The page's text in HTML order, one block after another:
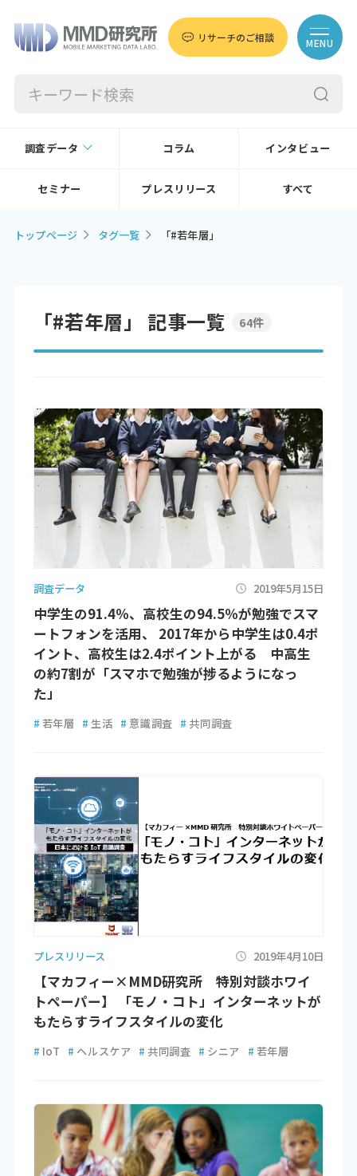
リサーチのご相談 MENU
調査データ コラム インタビュー
セミナー プレスリリース すべて
トップページ タグ一覧 「#若年層」
「#若年層」 記事一覧 64件
調査データ 2019年5月15日
中学生の91.4％、高校生の94.5％が勉強でスマ
ートフォンを活用、 2017年から中学生は0.4ポ
イント、高校生は2.4ポイント上がる 中高生
の約7割が「スマホで勉強が捗るようになっ
た」
# 若年層 # 生活 # 意識調査 # 共同調査
プレスリリース 2019年4月10日
【マカフィー×MMD研究所 特別対談ホワイ
トペーパー】 「モノ・コト」インターネットが
もたらすライフスタイルの変化
# IoT # ヘルスケア # 共同調査 # シニア # 若年層